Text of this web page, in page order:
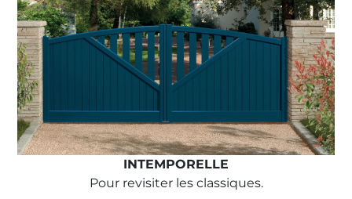
INTEMPORELLE
Pour revisiter les classiques.